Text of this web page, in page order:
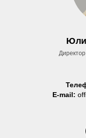
E-mail: